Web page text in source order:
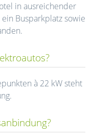
in ausreichender
Busparkplatz sowie
à 22 kW steht